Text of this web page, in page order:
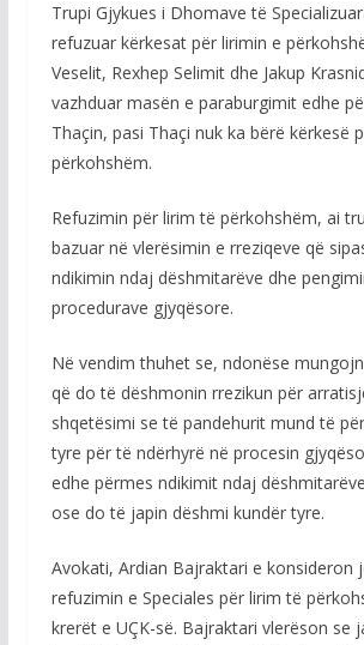
Trupi Gjykues i Dhomave të
refuzuar kërkesat për lirimin e
Veselit, Rexhep Selimit dhe Jakup
vazhduar masën e paraburgimit edhe
Thaçin, pasi Thaçi nuk ka bërë kërkesë
përkohshëm.
Refuzimin për lirim të përkohshëm, ai
bazuar në vlerësimin e rreziqeve që
ndikimin ndaj dëshmitarëve dhe
procedurave gjyqësore.
Në vendim thuhet se, ndonëse
që do të dëshmonin rrezikun për
shqetësimi se të pandehurit mund të
tyre për të ndërhyrë në procesin
edhe përmes ndikimit ndaj
ose do të japin dëshmi kundër tyre.
Avokati, Ardian Bajraktari e konsideron
refuzimin e Speciales për lirim të
krerët e UÇK-së. Bajraktari vlerëson se